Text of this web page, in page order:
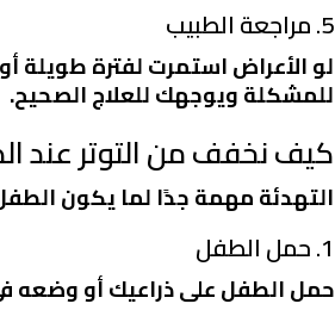
5. مراجعة الطبيب
لو الأعراض استمرت لفترة طويلة
للمشكلة ويوجهك للعلاج الصحيح.
كيف نخفف من التوتر عند
التهدئة مهمة جدًا لما يكون
1. حمل الطفل
حمل الطفل على ذراعيك أو وضعه